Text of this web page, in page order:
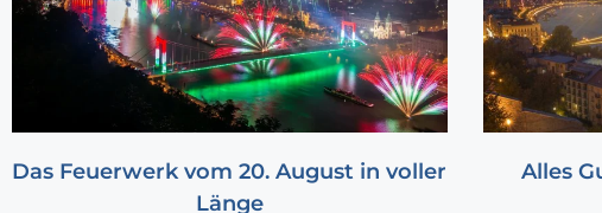
Das Feuerwerk vom 20. August in voller
Länge
Alles